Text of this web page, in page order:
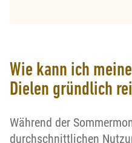
Wie kann ich
Dielen gründlich
Während der
durchschnittlichen